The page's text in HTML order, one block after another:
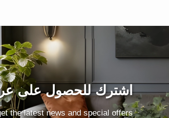
اشترك للحصول على
the latest news and special offers